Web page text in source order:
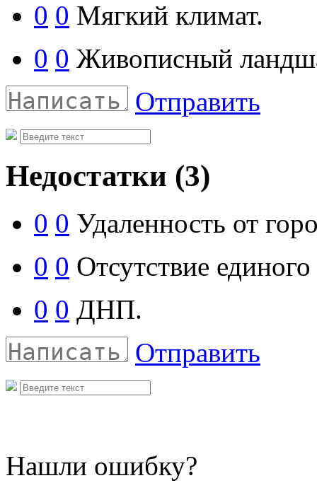
0 0 Мягкий климат.
0 0 Живописный
Отправить
Недостатки (3)
0 0 Удаленность от
0 0 Отсутствие
0 0 ДНП.
Отправить
Нашли ошибку?